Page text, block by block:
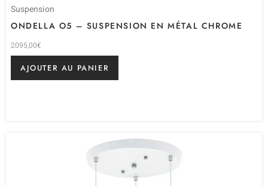
Suspension
ONDELLA O5 – SUSPENSION EN MÉTAL CHROME
2095,00€
AJOUTER AU PANIER